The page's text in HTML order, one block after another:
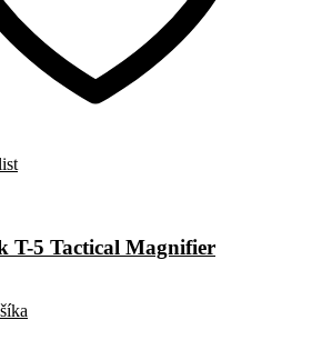
T-5 Tactical Magnifier